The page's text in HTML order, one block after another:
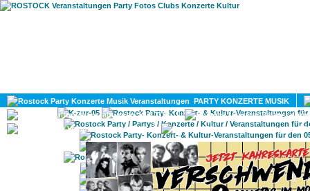
PARTY KONZERTE MUSIK
KULTUR
GAY